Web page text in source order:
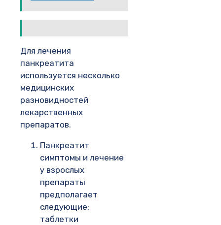
Для лечения
панкреатита
используется несколько
медицинских
разновидностей
лекарственных
препаратов.
Панкреатит
симптомы и лечение
у взрослых
препараты
предполагает
следующие:
таблетки